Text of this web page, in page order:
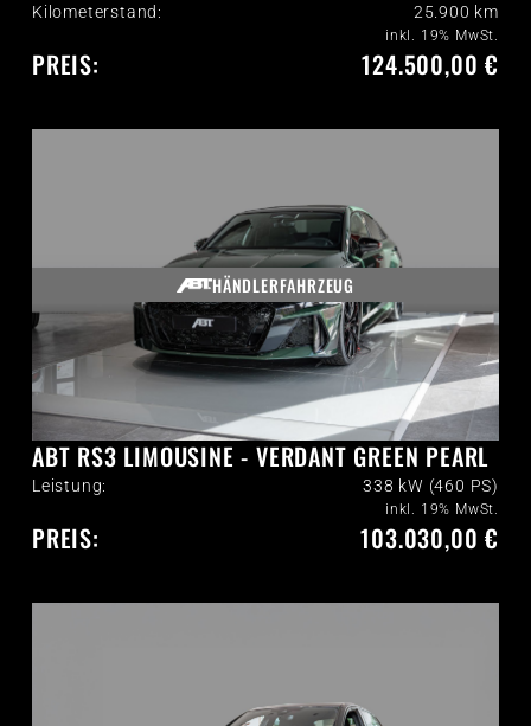
Kilometerstand:
25.900 km
PREIS:
inkl. 19% MwSt.
124.500,00 €
HÄNDLERFAHRZEUG
ABT RS3 LIMOUSINE - VERDANT GREEN PEARL
Leistung: 338 kW (460 PS)
PREIS:
inkl. 19% MwSt.
103.030,00 €